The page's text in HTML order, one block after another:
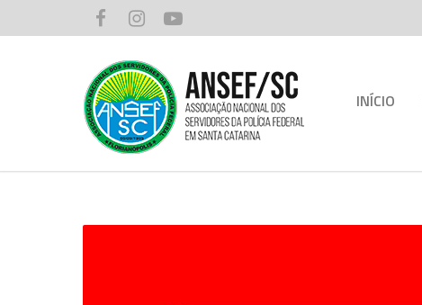
INÍCIO